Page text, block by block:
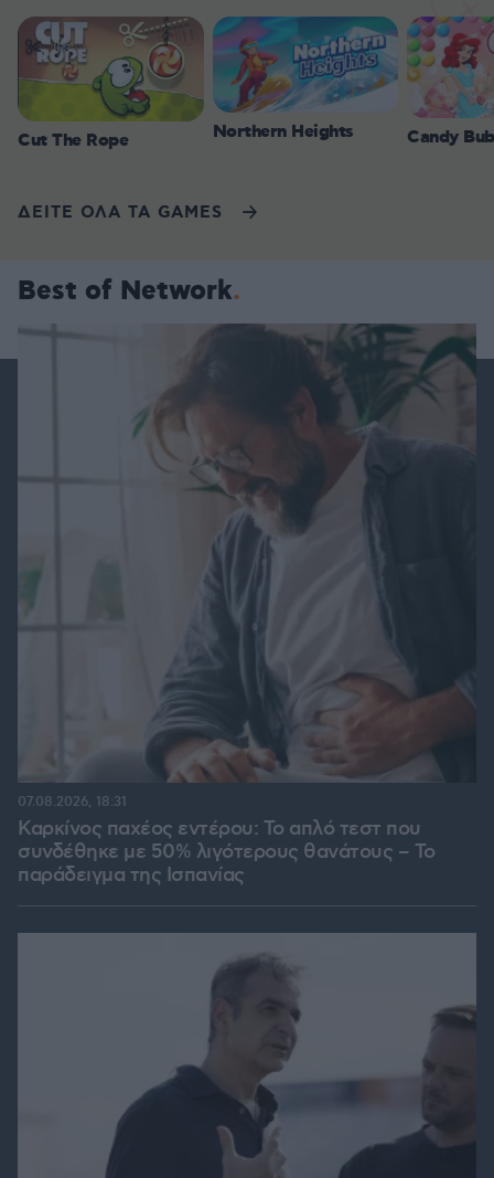
Cut The Rope Northern Heights Candy
ΔΕΙΤΕ ΟΛΑ ΤΑ GAMES
Best of Network
Καρκίνος παχέος εντέρου: Το απλό τεστ που
συνδέθηκε με 50% λιγότερους θανάτους – Το
παράδειγμα της Ισπανίας
07.08.2026, 18:31